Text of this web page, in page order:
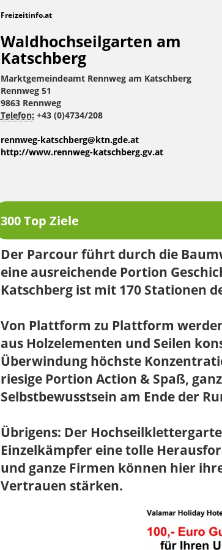
Freizeitinfo.at
Waldhochseilgarten am
Katschberg
Marktgemeindeamt Rennweg am Katschberg
Rennweg 51
9863 Rennweg
Telefon: +43 (0)4734/208
rennweg-katschberg@ktn.gde.at
http://www.rennweg-katschberg.gv.at
300 Top Ziele
Der Parcour führt durch die
eine ausreichende Portion
Katschberg ist mit 170 Stationen
Von Plattform zu Plattform
aus Holzelementen und Seilen
Überwindung höchste
riesige Portion Action & Spaß,
Selbstbewusstsein am Ende der
Übrigens: Der
Einzelkämpfer eine tolle
und ganze Firmen können hier
Vertrauen stärken.